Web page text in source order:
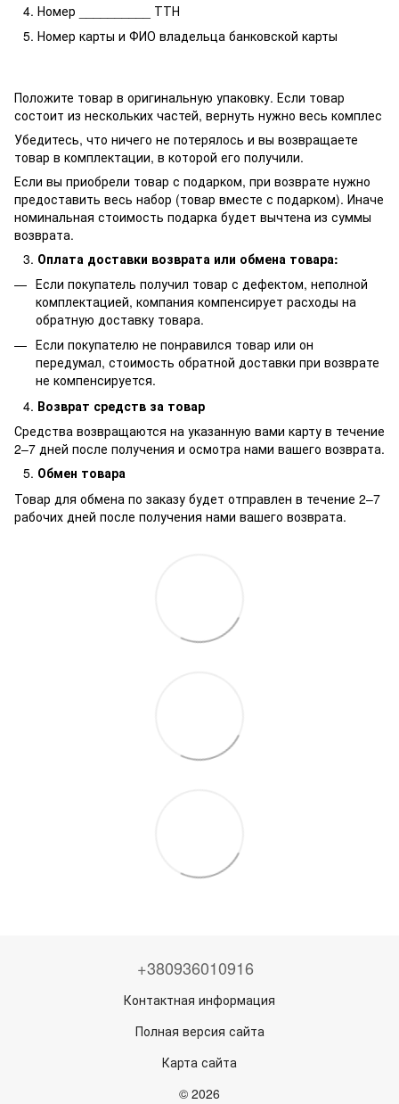
Номер __________ ТТН
Номер карты и ФИО владельца банковской карты
Положите товар в оригинальную упаковку. Если товар
состоит из нескольких частей, вернуть нужно весь комплес
Убедитесь, что ничего не потерялось и вы возвращаете
товар в комплектации, в которой его получили.
Если вы приобрели товар с подарком, при возврате нужно
предоставить весь набор (товар вместе с подарком). Иначе
номинальная стоимость подарка будет вычтена из суммы
возврата.
Оплата доставки возврата или обмена товара:
Если покупатель получил товар с дефектом, неполной
комплектацией, компания компенсирует расходы на
обратную доставку товара.
Если покупателю не понравился товар или он
передумал, стоимость обратной доставки при возврате
не компенсируется.
Возврат средств за товар
Средства возвращаются на указанную вами карту в течение
2–7 дней после получения и осмотра нами вашего возврата.
Обмен товара
Товар для обмена по заказу будет отправлен в течение 2–7
рабочих дней после получения нами вашего возврата.
+380936010916
Контактная информация
Полная версия сайта
Карта сайта
© 2026